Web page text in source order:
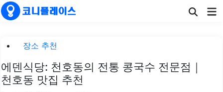
Skip
to
Posted장소 추천
에덴식당: 천호동의 전통 콩국수 전문점｜
천호동 맛집 추천